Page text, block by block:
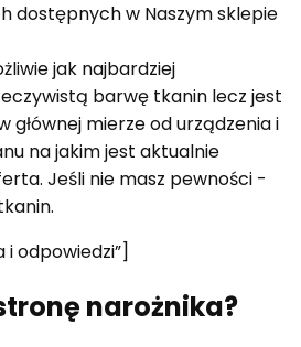
dostępnych w Naszym sklepie
jak najbardziej
barwę tkanin lecz jest
głównej mierze od urządzenia i
na jakim jest aktualnie
Jeśli nie masz pewności -
i odpowiedzi”]
narożnika?